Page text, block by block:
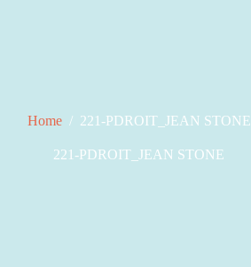
Home / 221-PDROIT_JEAN STONE
221-PDROIT_JEAN STONE